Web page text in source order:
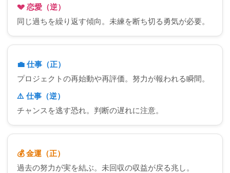
💔 恋愛（逆）
同じ過ちを繰り返す傾向。未練を断ち切る勇気が必要。
💼 仕事（正）
プロジェクトの再始動や再評価。努力が報われる瞬間。
⚠️ 仕事（逆）
チャンスを逃す恐れ。判断の遅れに注意。
💰 金運（正）
過去の努力が実を結ぶ。未回収の収益が戻る兆し。